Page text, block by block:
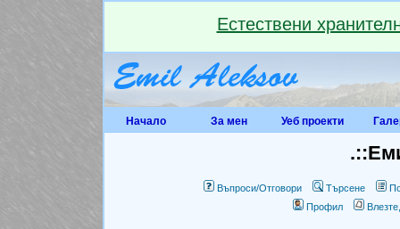
Естествени
Начало За мен Уеб проекти
Въпроси/Отговори Търсене
Профил